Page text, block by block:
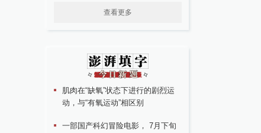
查看更多
肌肉在“缺氧”状态下进行的剧烈运
动，与“有氧运动”相区别
一部国产科幻冒险电影， 7月下旬